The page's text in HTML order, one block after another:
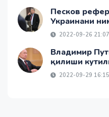
Песков
Украинани
2022-09-26 21:07
Владимир
қилиши
2022-09-29 16:15